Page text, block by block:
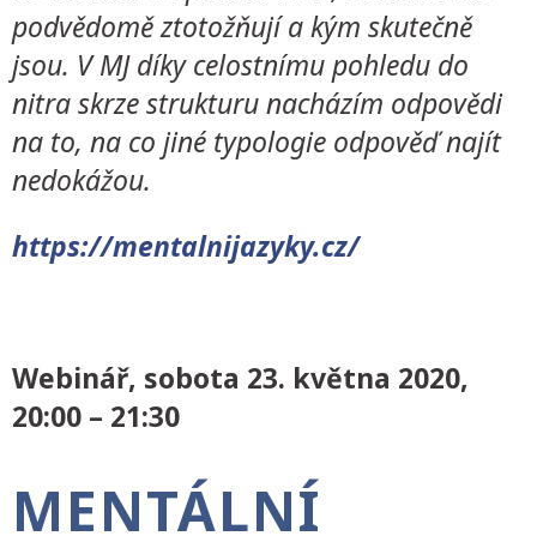
podvědomě ztotožňují a kým skutečně
jsou. V MJ díky celostnímu pohledu do
nitra skrze strukturu nacházím odpovědi
na to, na co jiné typologie odpověď najít
nedokážou.
https://mentalnijazyky.cz/
Webinář, sobota 23. května 2020,
20:00 – 21:30
MENTÁLNÍ